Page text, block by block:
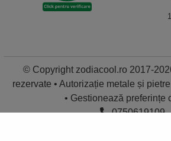
© Copyright zodiacool.ro 2017-
rezervate • Autorizație metale și
• Gestionează preferințe
0750619109